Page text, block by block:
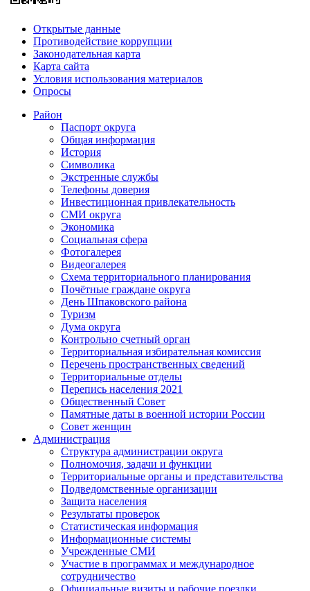
Открытые данные
Противодействие коррупции
Законодательная карта
Карта сайта
Условия использования материалов
Опросы
Район
Паспорт округа
Общая информация
История
Символика
Экстренные службы
Телефоны доверия
Инвестиционная привлекательность
СМИ округа
Экономика
Социальная сфера
Фотогалерея
Видеогалерея
Схема территориального планирования
Почётные граждане округа
День Шпаковского района
Туризм
Дума округа
Контрольно счетный орган
Территориальная избирательная комиссия
Перечень пространственных сведений
Территориальные отделы
Перепись населения 2021
Общественный Совет
Памятные даты в военной истории России
Совет женщин
Администрация
Структура администрации округа
Полномочия, задачи и функции
Территориальные органы и представительства
Подведомственные организации
Защита населения
Результаты проверок
Статистическая информация
Информационные системы
Учрежденные СМИ
Участие в программах и международное
сотрудничество
Официальные визиты и рабочие поездки